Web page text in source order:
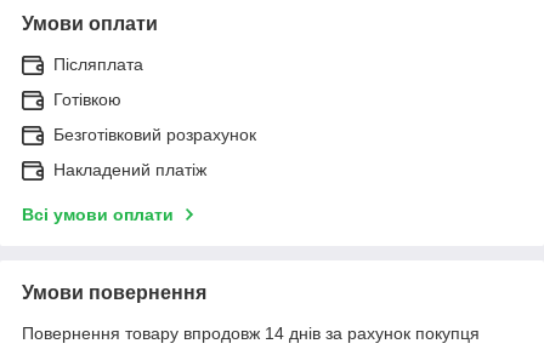
Умови оплати
Післяплата
Готівкою
Безготівковий розрахунок
Накладений платіж
Всі умови оплати
Умови повернення
Повернення товару впродовж 14 днів за рахунок покупця